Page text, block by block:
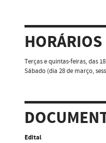
HORÁRIOS
Terças e quintas-feiras, das
Sábado (dia 28 de março,
Edital